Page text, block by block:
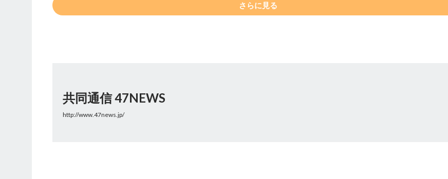
さらに見る
共同通信 47NEWS
http://www.47news.jp/